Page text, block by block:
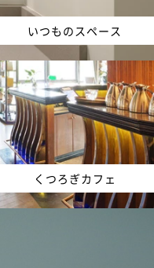
いつものスペース
くつろぎカフェ